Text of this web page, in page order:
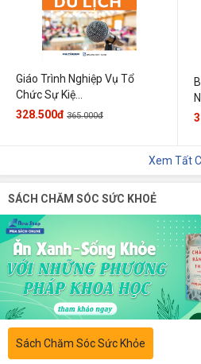
Giáo Trình Nghiệp Vụ Tổ
Chức Sự Kiệ...
328.500đ 365.000đ
Xem Tất
SÁCH CHĂM SÓC SỨC KHOẺ
Sách Chăm Sóc Sức Khỏe